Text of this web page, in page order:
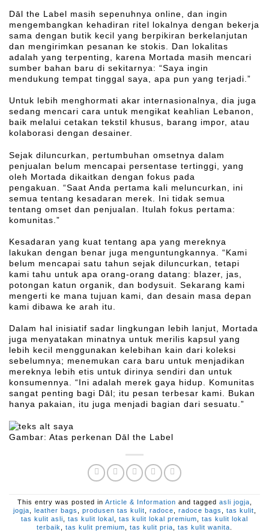
Dāl the Label masih sepenuhnya online, dan ingin
mengembangkan kehadiran ritel lokalnya dengan bekerja
sama dengan butik kecil yang berpikiran berkelanjutan
dan mengirimkan pesanan ke stokis. Dan lokalitas
adalah yang terpenting, karena Mortada masih mencari
sumber bahan baru di sekitarnya: “Saya ingin
mendukung tempat tinggal saya, apa pun yang terjadi.”
Untuk lebih menghormati akar internasionalnya, dia juga
sedang mencari cara untuk mengikat keahlian Lebanon,
baik melalui cetakan tekstil khusus, barang impor, atau
kolaborasi dengan desainer.
Sejak diluncurkan, pertumbuhan omsetnya dalam
penjualan belum mencapai persentase tertinggi, yang
oleh Mortada dikaitkan dengan fokus pada
pengakuan. “Saat Anda pertama kali meluncurkan, ini
semua tentang kesadaran merek. Ini tidak semua
tentang omset dan penjualan. Itulah fokus pertama:
komunitas.”
Kesadaran yang kuat tentang apa yang mereknya
lakukan dengan benar juga menguntungkannya. “Kami
belum mencapai satu tahun sejak diluncurkan, tetapi
kami tahu untuk apa orang-orang datang: blazer, jas,
potongan katun organik, dan bodysuit. Sekarang kami
mengerti ke mana tujuan kami, dan desain masa depan
kami dibawa ke arah itu.
Dalam hal inisiatif sadar lingkungan lebih lanjut, Mortada
juga menyatakan minatnya untuk merilis kapsul yang
lebih kecil menggunakan kelebihan kain dari koleksi
sebelumnya; menemukan cara baru untuk menjadikan
mereknya lebih etis untuk dirinya sendiri dan untuk
konsumennya. “Ini adalah merek gaya hidup. Komunitas
sangat penting bagi Dāl; itu pesan terbesar kami. Bukan
hanya pakaian, itu juga menjadi bagian dari sesuatu.”
Gambar: Atas perkenan Dāl the Label
This entry was posted in Article & Information and tagged asli jogja
jogja
leather bags produsen tas kulit radoce radoce bags tas kulit
tas kulit asli
tas kulit lokal tas kulit lokal premium
tas kulit lokal
terbaik
tas kulit premium tas kulit pria tas kulit wanita